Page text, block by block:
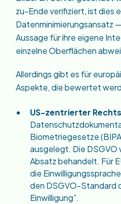
zu-Ende verifiziert, ist dies
Datenminimierungsansatz
Aussage für ihre eigene
einzelne Oberflächen
Allerdings gibt es für
Aspekte, die bewertet
US-zentrierter
Biometriegesetze
ausgelegt. Die DSGVO
Absatz behandelt. Für
die
den DSGVO-Standard
Einwilligung”.